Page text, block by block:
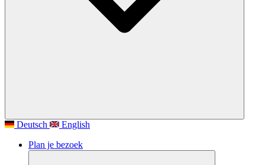
Deutsch
English
Plan je bezoek